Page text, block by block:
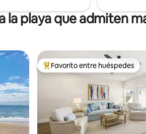
la playa que admiten
De los mejores en Favorito
Favorito entre huéspedes